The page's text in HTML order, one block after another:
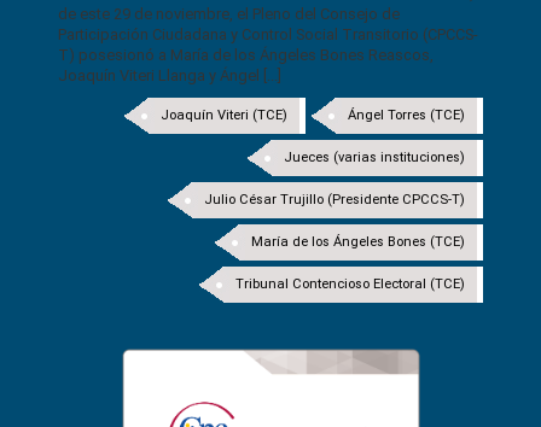
de este 29 de noviembre, el Pleno del Consejo de
Participación Ciudadana y Control Social Transitorio (CPCCS-
T) posesionó a María de los Ángeles Bones Reascos,
Joaquín Viteri Llanga y Ángel [...]
Ángel Torres (TCE)
Joaquín Viteri (TCE)
Jueces (varias instituciones)
Julio César Trujillo (Presidente CPCCS-T)
María de los Ángeles Bones (TCE)
Tribunal Contencioso Electoral (TCE)